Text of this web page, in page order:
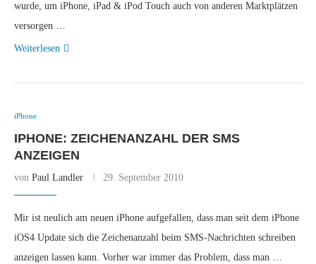
wurde, um iPhone, iPad & iPod Touch auch von anderen Marktplätzen
versorgen …
Weiterlesen
iPhone
IPHONE: ZEICHENANZAHL DER SMS
ANZEIGEN
von Paul Landler 29. September 2010
Mir ist neulich am neuen iPhone aufgefallen, dass man seit dem iPhone
iOS4 Update sich die Zeichenanzahl beim SMS-Nachrichten schreiben
anzeigen lassen kann. Vorher war immer das Problem, dass man …